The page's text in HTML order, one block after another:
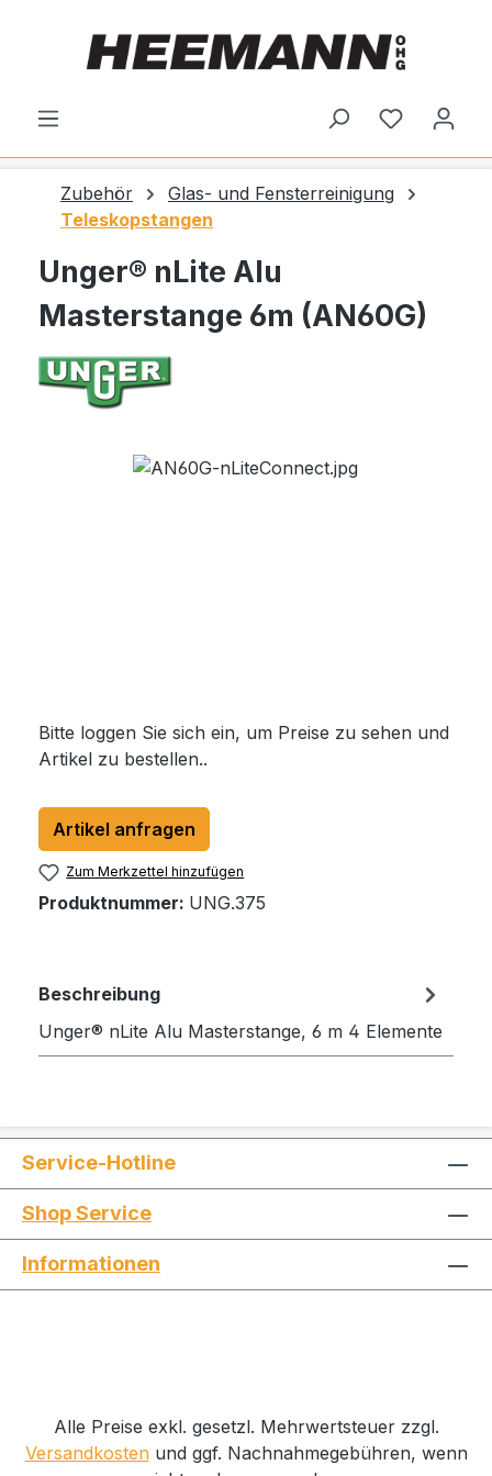
Du hast 0
Zubehör
Glas- und Fensterreinigung
Teleskopstangen
Unger® nLite Alu
Masterstange 6m (AN60G)
Bildergalerie überspringen
Bitte loggen Sie sich ein, um Preise zu sehen und
Artikel zu bestellen..
Artikel anfragen
Zum Merkzettel hinzufügen
Produktnummer: UNG.375
Beschreibung
Unger® nLite Alu Masterstange, 6 m 4 Elemente
Service-Hotline
Shop Service
Informationen
Alle Preise exkl. gesetzl. Mehrwertsteuer zzgl.
Versandkostenund ggf. Nachnahmegebühren, wenn